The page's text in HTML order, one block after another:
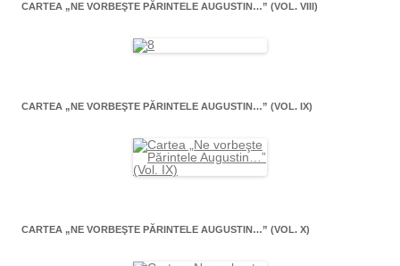
CARTEA „NE VORBEŞTE PĂRINTELE AUGUSTIN…” (VOL. VIII)
CARTEA „NE VORBEŞTE PĂRINTELE AUGUSTIN…” (VOL. IX)
CARTEA „NE VORBEŞTE PĂRINTELE AUGUSTIN…” (VOL. X)